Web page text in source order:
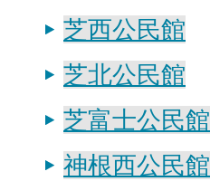
芝西公民館
芝北公民館
芝富士公民館
神根西公民館